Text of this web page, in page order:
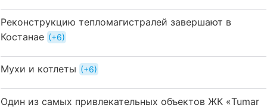
Реконструкцию тепломагистралей завершают в
Костанае
+6
Мухи и котлеты +6
Один из самых привлекательных объектов ЖК «Tumar